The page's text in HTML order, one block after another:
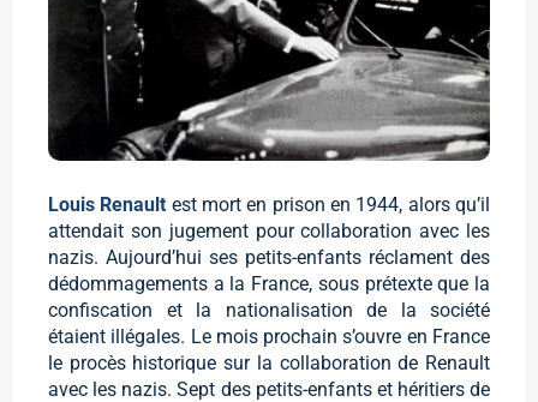
Louis Renault est mort en prison en 1944, alors qu’il
attendait son jugement pour collaboration avec les
nazis. Aujourd’hui ses petits-enfants réclament des
dédommagements a la France, sous prétexte que la
confiscation et la nationalisation de la société
étaient illégales. Le mois prochain s’ouvre en France
le procès historique sur la collaboration de Renault
avec les nazis. Sept des petits-enfants et héritiers de